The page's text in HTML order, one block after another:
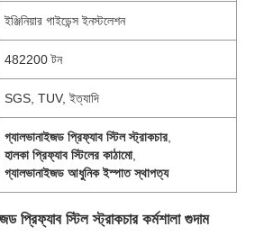
ইঞ্জিনিয়ার গাইডেন্স ইনস্টলেশন
482200 টন
SGS, TUV, ইত্যাদি
গ্যালভানাইজড প্রিফ্যাব স্টিল স্ট্রাকচার,
হালকা প্রিফ্যাব স্টিলের কাঠামো,
গ্যালভানাইজড আধুনিক ইস্পাত স্থাপত্য
প্রিফ্যাব স্টিল স্ট্রাকচার কর্মশালা গুদাম